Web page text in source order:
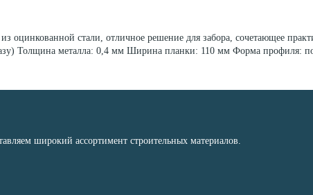
оцинкованной стали, отличное решение для забора, сочетающее
Толщина металла: 0,4 мм Ширина планки: 110 мм Форма
широкий ассортимент строительных материалов.